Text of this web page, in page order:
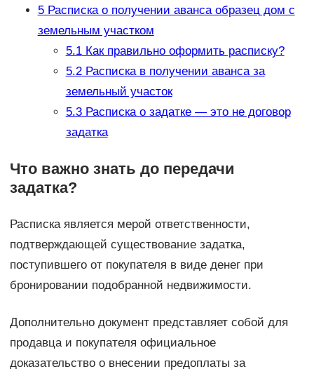
5Расписка о получении аванса образец дом с
земельным участком
5.1Как правильно оформить расписку?
5.2Расписка в получении аванса за
земельный участок
5.3Расписка о задатке — это не договор
задатка
Что важно знать до передачи
задатка?
Расписка является мерой ответственности,
подтверждающей существование задатка,
поступившего от покупателя в виде денег при
бронировании подобранной недвижимости.
Дополнительно документ представляет собой для
продавца и покупателя официальное
доказательство о внесении предоплаты за